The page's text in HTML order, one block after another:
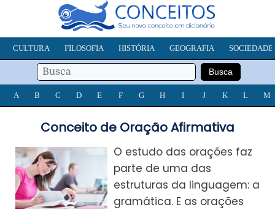
CULTURA FILOSOFIA HISTÓRIA GEOGRAFIA SOCIEDADE
A B C D E F G H I J K L M
Conceito de Oração Afirmativa
O estudo das orações faz
parte de uma das
estruturas da linguagem: a
gramática. E as orações